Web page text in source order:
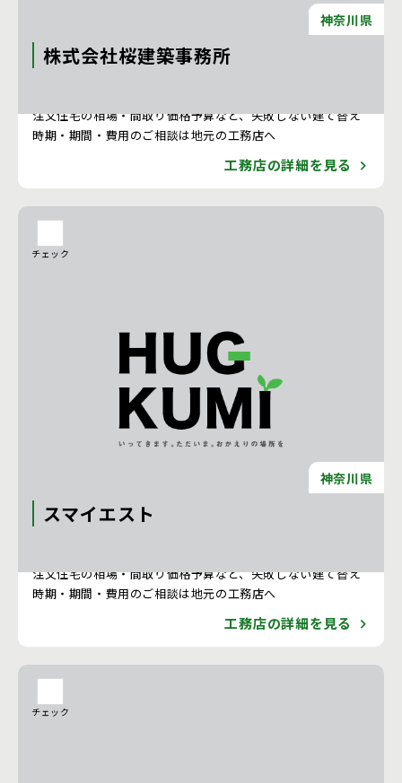
神奈川県
株式会社桜建築事務所
注文住宅の相場・間取り価格予算など、失敗しない建て替え
時期・期間・費用のご相談は地元の工務店へ
工務店の詳細を見る
チェック
神奈川県
スマイエスト
注文住宅の相場・間取り価格予算など、失敗しない建て替え
時期・期間・費用のご相談は地元の工務店へ
工務店の詳細を見る
チェック